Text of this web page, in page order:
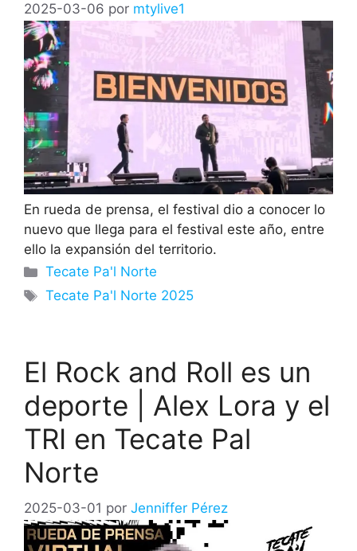
2025-03-06 por mtylive1
En rueda de prensa, el festival dio a conocer lo
nuevo que llega para el festival este año, entre
ello la expansión del territorio.
Categorías
Tecate Pa'l Norte
Etiquetas
Tecate Pa'l Norte 2025
El Rock and Roll es un
deporte | Alex Lora y el
TRI en Tecate Pal
Norte
2025-03-01 por Jenniffer Pérez